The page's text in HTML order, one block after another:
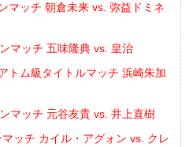
マッチ 朝倉未来 vs. 弥益ドミネ
マッチ 五味隆典 vs. 皇治
トム級タイトルマッチ 浜崎朱加
マッチ 元谷友貴 vs. 井上直樹
ッチ カイル・アグォン vs. クレ